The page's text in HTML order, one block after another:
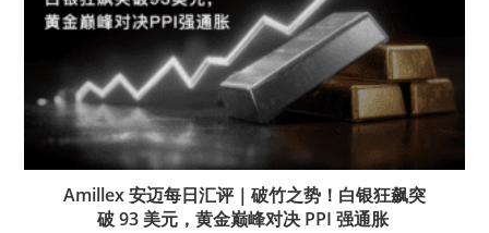
Amillex 安迈每日汇评｜破竹之势！白银狂飙突
破 93 美元，黄金巅峰对决 PPI 强通胀